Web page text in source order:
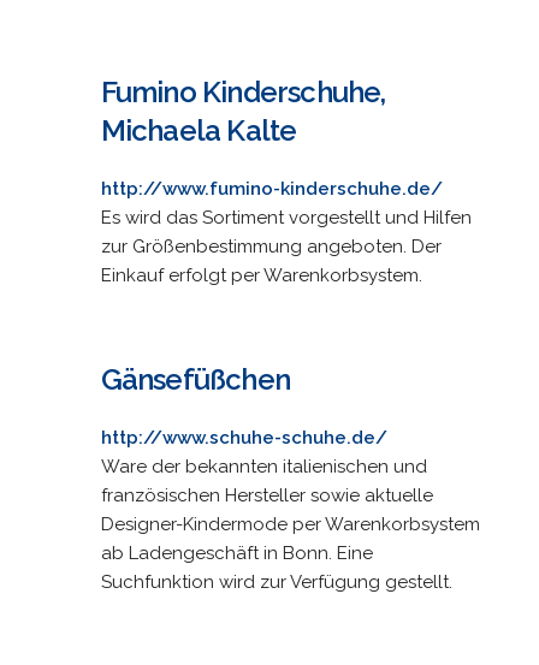
Fumino Kinderschuhe,
Michaela Kalte
http://www.fumino-kinderschuhe.de/
Es wird das Sortiment vorgestellt und Hilfen
zur Größenbestimmung angeboten. Der
Einkauf erfolgt per Warenkorbsystem.
Gänsefüßchen
http://www.schuhe-schuhe.de/
Ware der bekannten italienischen und
französischen Hersteller sowie aktuelle
Designer-Kindermode per Warenkorbsystem
ab Ladengeschäft in Bonn. Eine
Suchfunktion wird zur Verfügung gestellt.